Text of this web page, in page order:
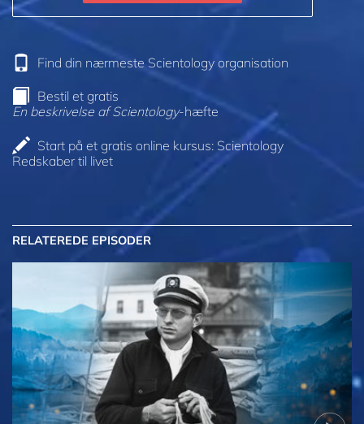
Find din nærmeste Scientology organisation
Bestil et gratis
En beskrivelse af Scientology-hæfte
Start på et gratis online kursus: Scientology
Redskaber til livet
RELATEREDE EPISODER